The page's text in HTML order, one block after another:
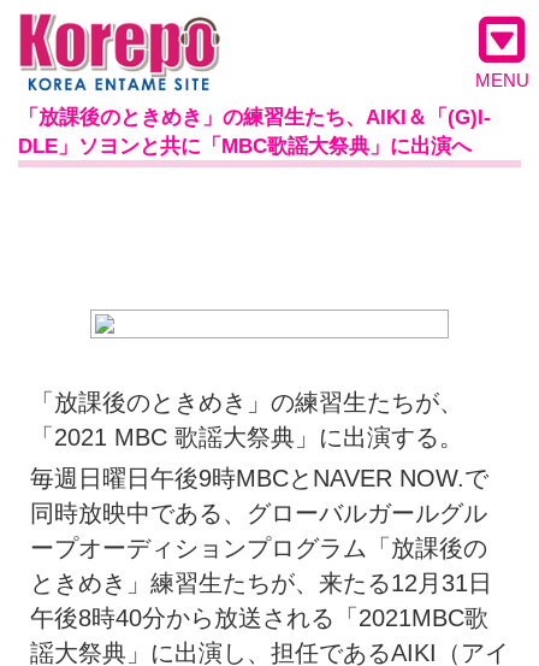
MENU
「放課後のときめき」の練習生たち、AIKI＆「(G)I-
DLE」ソヨンと共に「MBC歌謡大祭典」に出演へ
「放課後のときめき」の練習生たちが、
「2021 MBC 歌謡大祭典」に出演する。
毎週日曜日午後9時MBCとNAVER NOW.で
同時放映中である、グローバルガールグル
ープオーディションプログラム「放課後の
ときめき」練習生たちが、来たる12月31日
午後8時40分から放送される「2021MBC歌
謡大祭典」に出演し、担任であるAIKI（アイ